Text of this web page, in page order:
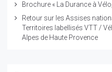
Brochure « La Durance à
Retour sur les Assises
Territoires labellisés VTT /
Alpes de Haute Provence